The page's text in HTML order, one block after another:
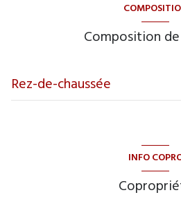
Composition
Rez-de-chaussée
INFO